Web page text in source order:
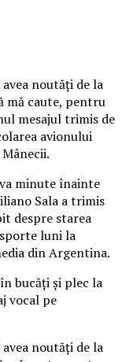
noutăți de la
mă caute, pentru
mesajul trimis de
avionului
minute înainte
Sala a trimis
despre starea
luni la
din Argentina.
bucăți și plec la
vocal pe
noutăți de la